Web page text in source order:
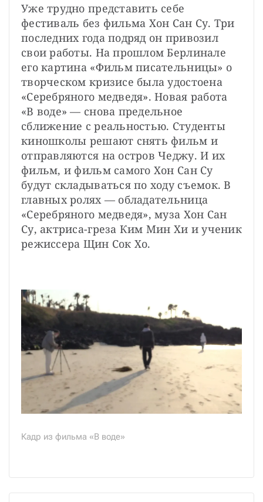
Уже трудно представить себе
фестиваль без фильма Хон Сан Су. Три
последних года подряд он привозил
свои работы. На прошлом Берлинале
его картина «Фильм писательницы» о
творческом кризисе была удостоена
«Серебряного медведя». Новая работа
«В воде» — снова предельное
сближение с реальностью. Студенты
киношколы решают снять фильм и
отправляются на остров Чеджу. И их
фильм, и фильм самого Хон Сан Су
будут складываться по ходу съемок. В
главных ролях — обладательница
«Серебряного медведя», муза Хон Сан
Су, актриса-греза Ким Мин Хи и ученик
режиссера Щин Сок Хо.
Кадр из фильма «В воде»